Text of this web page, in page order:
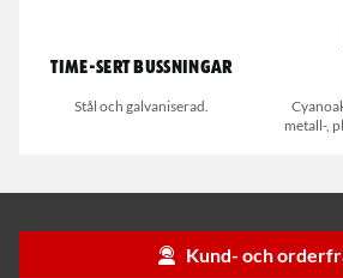
Time-Sert bussningar
Stål och galvaniserad.
metall-,
Kund- och